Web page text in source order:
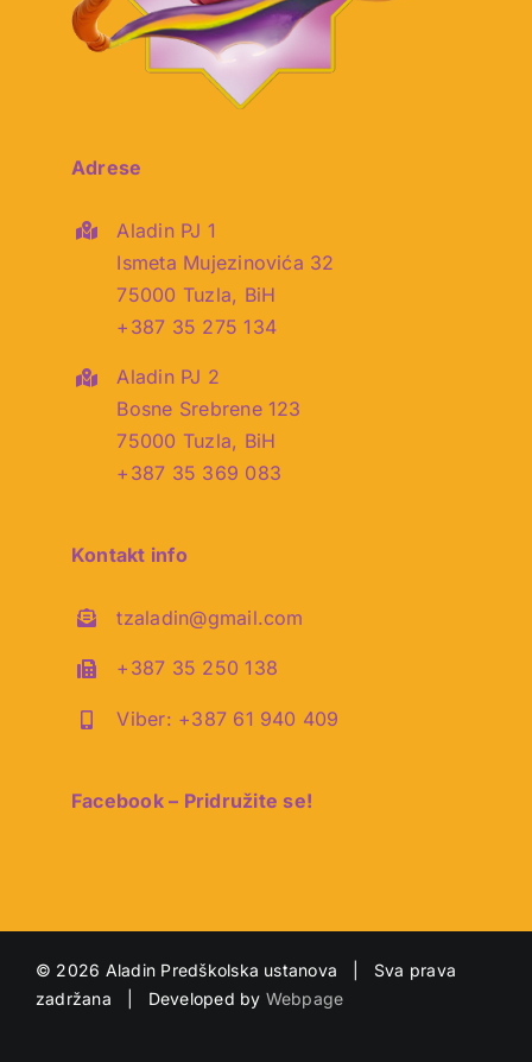
Adrese
Aladin PJ 1
Ismeta Mujezinovića 32
75000 Tuzla, BiH
+387 35 275 134
Aladin PJ 2
Bosne Srebrene 123
75000 Tuzla, BiH
+387 35 369 083
Kontakt info
tzaladin@gmail.com
+387 35 250 138
Viber: +387 61 940 409
Facebook – Pridružite se!
© 2026 Aladin Predškolska ustanova | Sva prava
zadržana | Developed by Webpage